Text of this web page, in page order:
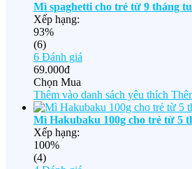
Mì spaghetti cho trẻ từ 9 tháng
Xếp hạng:
93%
(6)
6 Đánh giá
69.000đ
Chọn Mua
Thêm vào danh sách yêu thích
Mì Hakubaku 100g cho trẻ từ 5
Xếp hạng:
100%
(4)